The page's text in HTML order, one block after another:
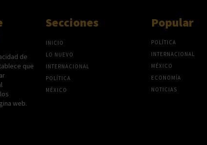
de
que
web.
Secciones
INICIO
LO NUEVO
INTERNACIONAL
POLÍTICA
MÉXICO
Popular
POLÍTICA
INTERNACIONAL
MÉXICO
ECONOMÍA
NOTICIAS